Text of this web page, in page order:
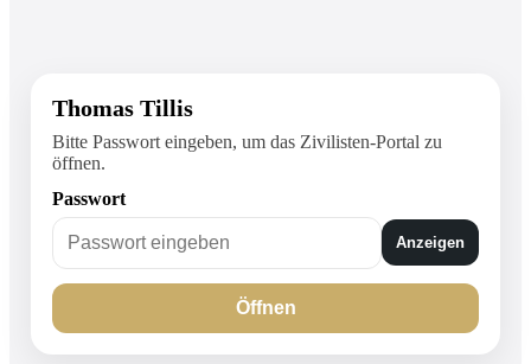
Thomas Tillis
Bitte Passwort eingeben, um das Zivilisten-Portal zu
öffnen.
Passwort
Anzeigen
Öffnen